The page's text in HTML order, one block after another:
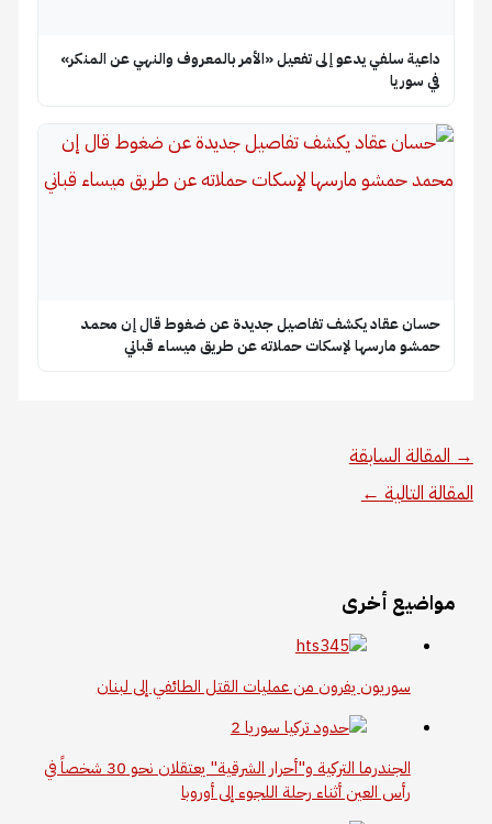
سلفي يدعو إلى تفعيل «الأمر بالمعروف والنهي عن المنكر»
عقاد يكشف تفاصيل جديدة عن ضغوط قال إن محمد
مارسها لإسكات حملاته عن طريق ميساء قباني
السابقة
←
أخرى
سوريون يفرون من عمليات القتل الطائفي إلى لبنان
الجندرما التركية و"أحرار الشرقية" يعتقلان نحو 30 شخصاً في
رأس العين أثناء رحلة اللجوء إلى أوروبا